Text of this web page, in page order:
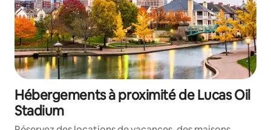
Hébergements à proximité de Lucas Oil
Stadium